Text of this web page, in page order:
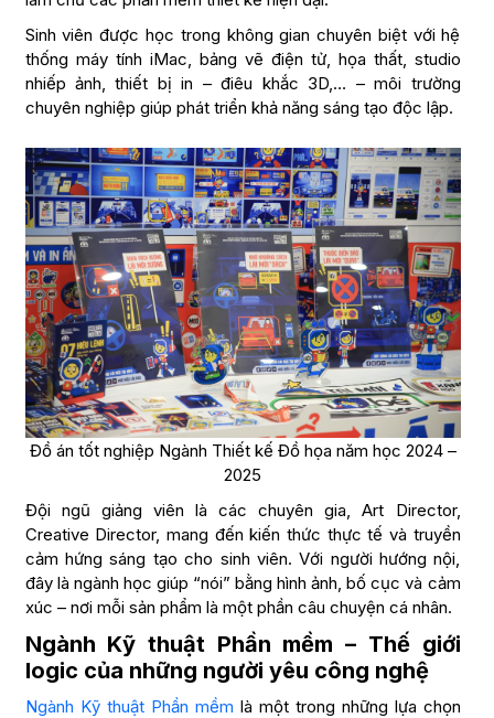
Sinh viên được học trong không gian chuyên biệt với hệ
thống máy tính iMac, bảng vẽ điện tử, họa thất, studio
nhiếp ảnh, thiết bị in – điêu khắc 3D,… – môi trường
chuyên nghiệp giúp phát triển khả năng sáng tạo độc lập.
Đồ án tốt nghiệp Ngành Thiết kế Đồ họa năm học 2024 –
2025
Đội ngũ giảng viên là các chuyên gia, Art Director,
Creative Director, mang đến kiến thức thực tế và truyền
cảm hứng sáng tạo cho sinh viên. Với người hướng nội,
đây là ngành học giúp “nói” bằng hình ảnh, bố cục và cảm
xúc – nơi mỗi sản phẩm là một phần câu chuyện cá nhân.
Ngành Kỹ thuật Phần mềm – Thế giới
logic của những người yêu công nghệ
Ngành Kỹ thuật Phần mềm là một trong những lựa chọn